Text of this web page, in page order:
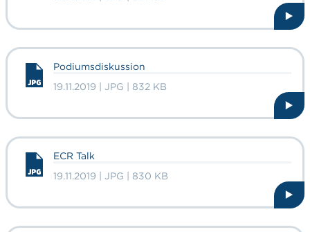
Podiumsdiskussion
19.11.2019 | JPG | 832 KB
ECR Talk
19.11.2019 | JPG | 830 KB